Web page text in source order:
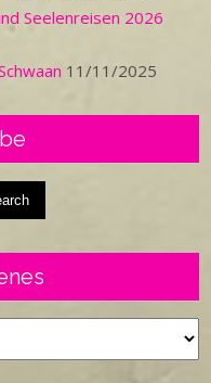
Seelenreisen 2026
11/11/2025